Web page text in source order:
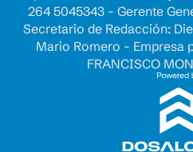
264 5045343 - Gerente
Secretario de Redacción:
Mario Romero - Empresa
FRANCISCO